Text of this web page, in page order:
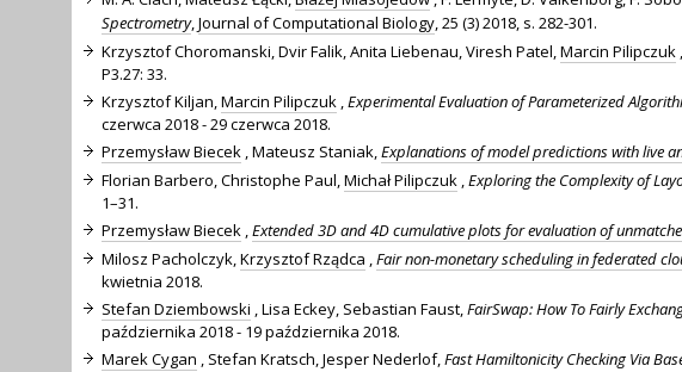
Spectrometry, Journal of Computational Biology , 25 (3) 2018, s. 282-301.
Krzysztof Choromanski, Dvir Falik, Anita Liebenau, Viresh Patel, Marcin Pilipczuk
P3.27: 33.
Krzysztof Kiljan, Marcin Pilipczuk Experimental Evaluation of Parameterized
czerwca 2018 - 29 czerwca 2018.
Przemysław Biecek , Mateusz Staniak, Explanations of model predictions with live
Florian Barbero, Christophe Paul, Michał Pilipczuk Exploring the Complexity of
1–31.
Przemysław Biecek Extended 3D and 4D cumulative plots for evaluation of
Milosz Pacholczyk, Krzysztof Rządca Fair non-monetary scheduling in federated
kwietnia 2018.
Stefan Dziembowski , Lisa Eckey, Sebastian Faust, FairSwap: How To Fairly
października 2018 - 19 października 2018.
Marek Cygan , Stefan Kratsch, Jesper Nederlof, Fast Hamiltonicity Checking Via